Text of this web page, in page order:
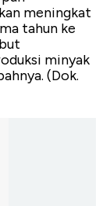
meningkat
tahun ke
minyak
(Dok.